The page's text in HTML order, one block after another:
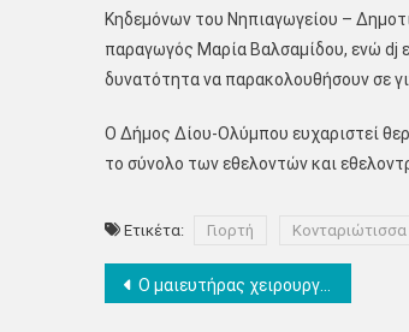
Κηδεμόνων του Νηπιαγωγείου –
παραγωγός Μαρία Βαλσαμίδου, ενώ dj
δυνατότητα να παρακολουθήσουν σε
Ο Δήμος Δίου-Ολύμπου ευχαριστεί
το σύνολο των εθελοντών και
Ετικέτα: Γιορτή Κονταριώτισσα
Πλοήγηση
Ο μαιευτήρας χειρουργός γυναικολόγος Ταξιάρχης Κατσαμάγκας υποψήφιος με τον Γιάννη Ντούμο